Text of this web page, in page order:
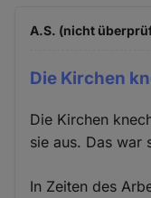
A.S. (nicht
Die Kirchen
Die Kirchen
sie aus. Das war
In Zeiten des